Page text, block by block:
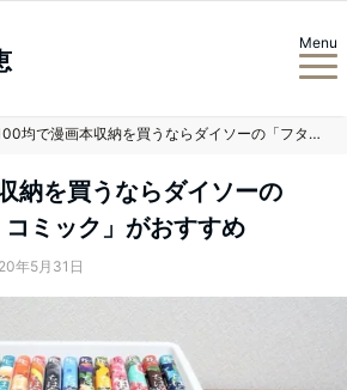
Menu
100均で漫画本収納を買うならダイソーの「フタ付きBOX コミック」がおすすめ
納を買うならダイソーの
コミック」がおすすめ
年5月31日